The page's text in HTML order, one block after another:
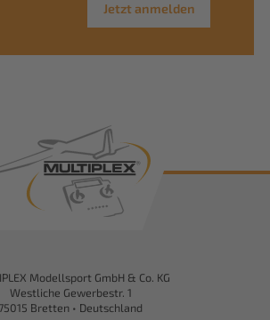
Jetzt anmelden
Modellsport GmbH & Co. KG
Westliche Gewerbestr. 1
Bretten • Deutschland